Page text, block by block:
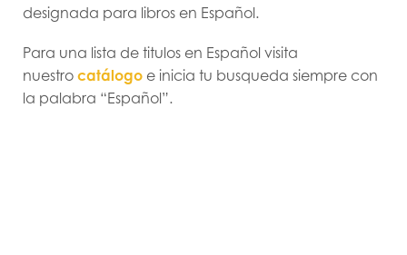
designada para libros en Español.
Para una lista de titulos en Español visita
nuestro catálogo e inicia tu busqueda siempre con
la palabra “Español”.